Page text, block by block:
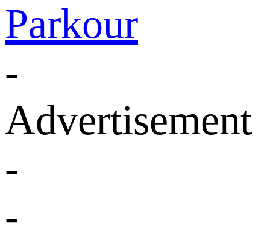
Parkour
-
Advertisement
-
-